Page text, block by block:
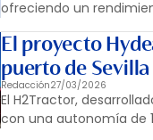
ofreciendo un
El proyecto
puerto de Sevilla
Redacción27/03/2026
El H2Tractor,
con una autonomía de